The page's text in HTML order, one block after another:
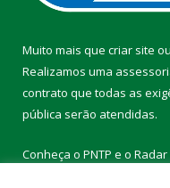
Muito mais que criar site ou
Realizamos uma
contrato que todas as
pública serão atendidas.
Conheça o PNTP e o